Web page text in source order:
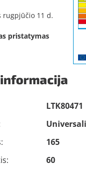
rugpjūčio 11 d.
pristatymas
LTK80471
165
60